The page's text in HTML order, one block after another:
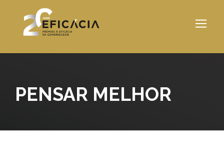
PENSAR MELHOR